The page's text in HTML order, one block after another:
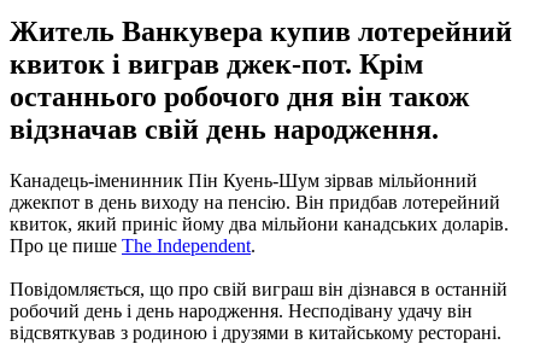
Житель Ванкувера купив лотерейний
квиток і виграв джек-пот. Крім
останнього робочого дня він також
відзначав свій день народження.
Канадець-іменинник Пін Куень-Шум зірвав мільйонний
джекпот в день виходу на пенсію. Він придбав лотерейний
квиток, який приніс йому два мільйони канадських доларів.
Про це пише The Independent.
Повідомляється, що про свій виграш він дізнався в останній
робочий день і день народження. Несподівану удачу він
відсвяткував з родиною і друзями в китайському ресторані.